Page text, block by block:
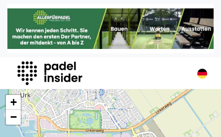
Padel Insider
Home
Organisationen
Buchungssysteme
Padel-Shops
Padel-Marken
Padelplatzbauer
+
−